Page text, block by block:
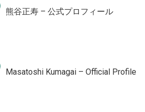
熊谷正寿 – 公式プロフィール
Masatoshi Kumagai – Official Profile